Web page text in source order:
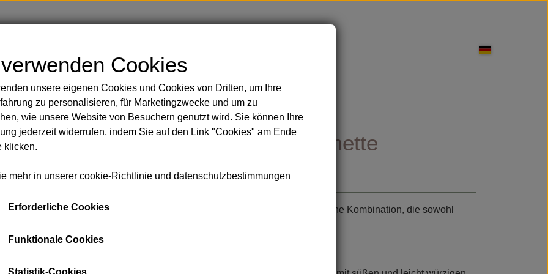
Rasur
und Körper
Öle
Handbemalte Duschvorhänge Körperpflege
und Taschen
Handtücher
Seife und Shampoo Lakritz und Leckereien
Salzseife mit Bergamotte und Limette
€ 10,04
Der Duft von Bergamotte und Limette ist eine frische und energiegeladene Kombination, die sowohl
Cookies
unsere eigenen Cookies und Cookies von Dritten, um Ihre
zu personalisieren, für Marketingzwecke und um zu
wie unsere Website von Besuchern genutzt wird. Sie können Ihre
jederzeit widerrufen, indem Sie auf den Link "Cookies" am Ende
klicken.
mehr in unserer cookie-Richtlinie und datenschutzbestimmungen
Erforderliche Cookies
Funktionale Cookies
Statistik-Cookies